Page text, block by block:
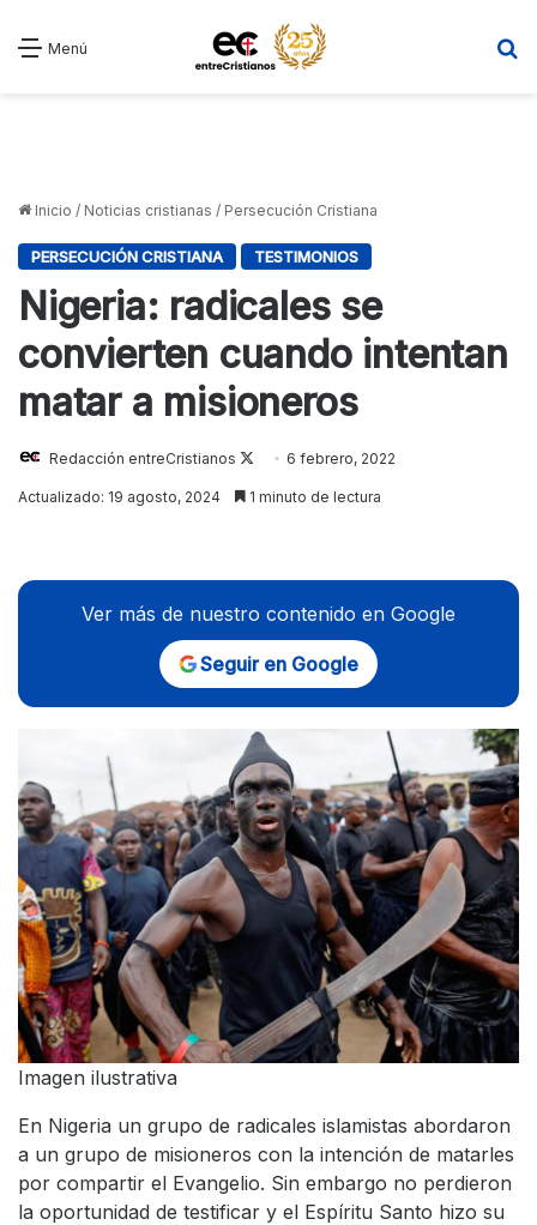
Menú
Inicio / Noticias cristianas / Persecución Cristiana
PERSECUCIÓN CRISTIANA TESTIMONIOS
Nigeria: radicales se
convierten cuando intentan
matar a misioneros
Redacción entreCristianos
Follow6 febrero, 2022
Actualizado: 19 agosto, 2024 1 minuto de lectura
Ver más de nuestro contenido en Google
Seguir en Google
Imagen ilustrativa
En Nigeria un grupo de radicales islamistas abordaron
a un grupo de misioneros con la intención de matarles
por compartir el Evangelio. Sin embargo no perdieron
la oportunidad de testificar y el Espíritu Santo hizo su